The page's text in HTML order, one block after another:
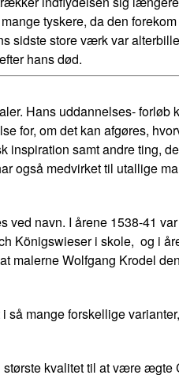
tyskere, da den
sidste store værk var
hans død.
Hans uddannelses-
for, om det kan afgøres,
samt andre ting,
også medvirket til utallige
navn. I årene 1538-41
Königswieser i skole, og i
malerne Wolfgang Krodel
så mange forskellige
kvalitet til at være